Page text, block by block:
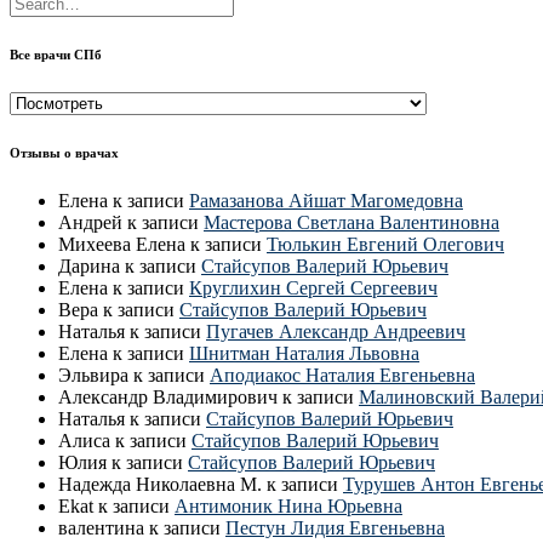
Все врачи СПб
Все
СПб
Отзывы о врачах
Елена к записи Рамазанова Айшат Магомедовна
Андрей к записи Мастерова Светлана Валентиновна
Михеева Елена к записи Тюлькин Евгений Олегович
Дарина к записи Стайсупов Валерий Юрьевич
Елена к записи Круглихин Сергей Сергеевич
Вера к записи Стайсупов Валерий Юрьевич
Наталья к записи Пугачев Александр Андреевич
Елена к записи Шнитман Наталия Львовна
Эльвира к записи Аподиакос Наталия Евгеньевна
Александр Владимирович к записи Малиновский
Наталья к записи Стайсупов Валерий Юрьевич
Алиса к записи Стайсупов Валерий Юрьевич
Юлия к записи Стайсупов Валерий Юрьевич
Надежда Николаевна М. к записи Турушев Антон
Ekat к записи Антимоник Нина Юрьевна
валентина к записи Пестун Лидия Евгеньевна